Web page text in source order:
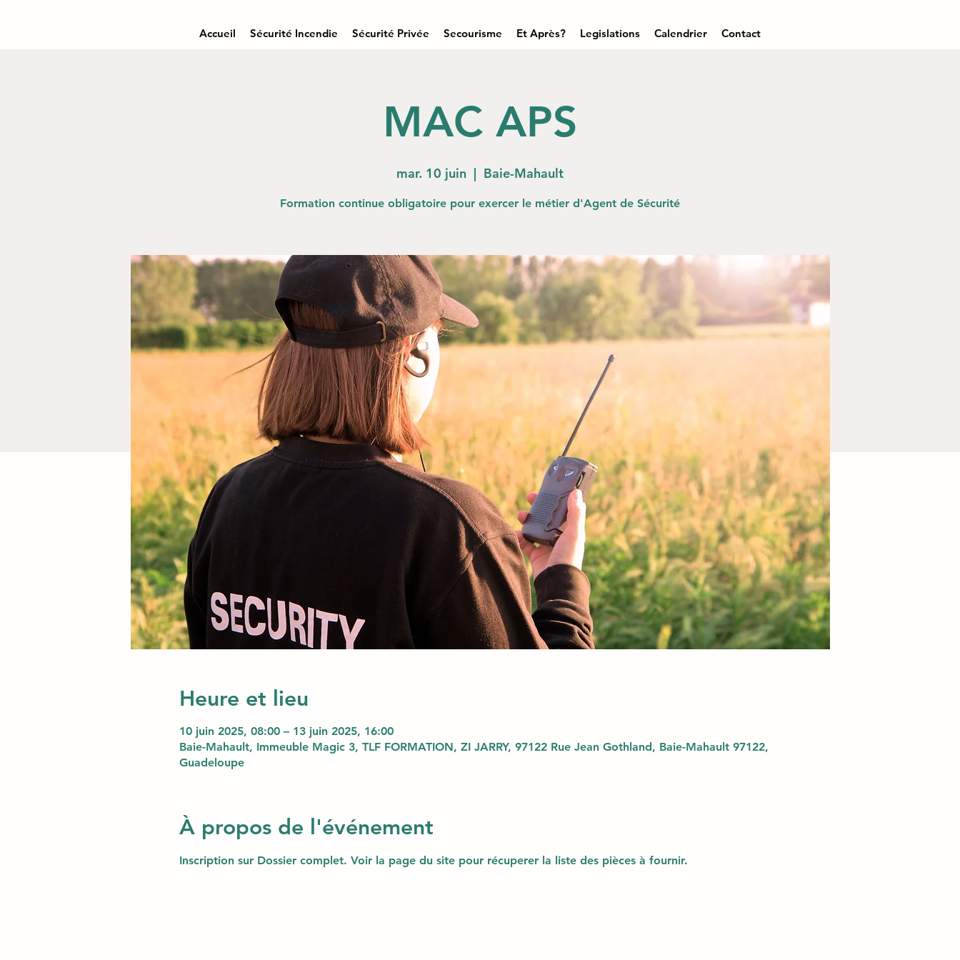
Accueil Sécurité Incendie Sécurité Privée Secourisme Et Après? Legislations Calendrier Contact
MAC APS
mar. 10 juin
  |
Baie-Mahault
Formation continue obligatoire pour exercer le métier d'Agent de Sécurité
Heure et lieu
10 juin 2025, 08:00 – 13 juin 2025, 16:00
Baie-Mahault, Immeuble Magic 3, TLF FORMATION, ZI JARRY, 97122 Rue Jean Gothland, Baie-Mahault 97122,
Guadeloupe
À propos de l'événement
Inscription sur Dossier complet. Voir la page du site pour récuperer la liste des pièces à fournir.